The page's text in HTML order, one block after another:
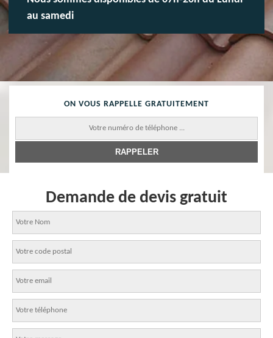
au samedi
ON VOUS RAPPELLE GRATUITEMENT
Demande de devis gratuit